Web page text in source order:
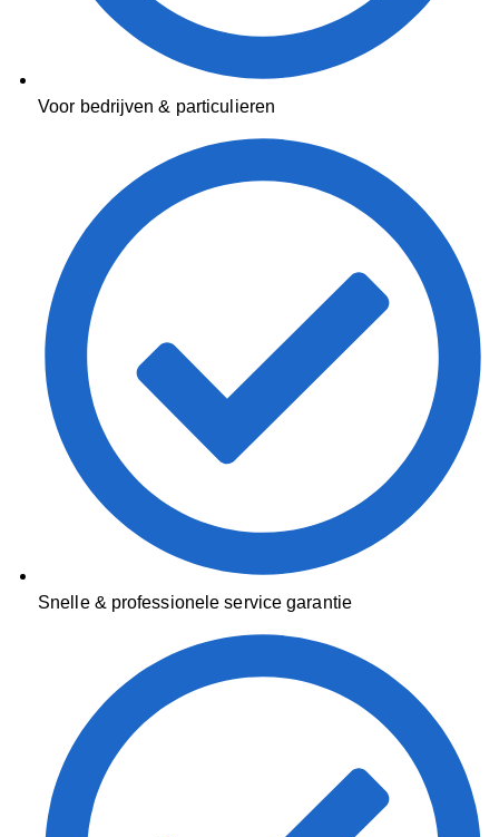
Voor bedrijven & particulieren
Snelle & professionele service garantie